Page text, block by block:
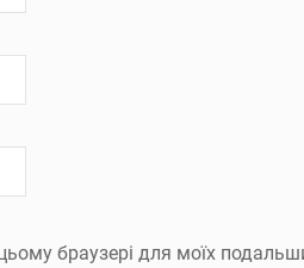
браузері для моїх